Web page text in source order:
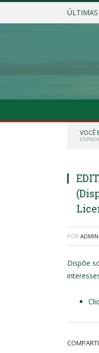
ÚLTIMAS
VOCÊ
POR
Dispõe